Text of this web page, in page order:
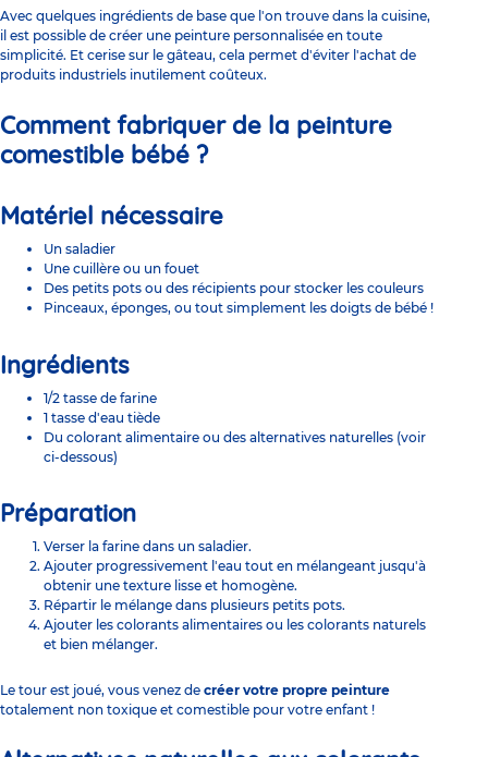
Avec quelques ingrédients de base que l'on trouve dans la cuisine,
il est possible de créer une peinture personnalisée en toute
simplicité. Et cerise sur le gâteau, cela permet d'éviter l'achat de
produits industriels inutilement coûteux.
Comment fabriquer de la peinture
comestible bébé ?
Matériel nécessaire
Un saladier
Une cuillère ou un fouet
Des petits pots ou des récipients pour stocker les couleurs
Pinceaux, éponges, ou tout simplement les doigts de bébé !
Ingrédients
1/2 tasse de farine
1 tasse d'eau tiède
Du colorant alimentaire ou des alternatives naturelles (voir
ci-dessous)
Préparation
Verser la farine dans un saladier.
Ajouter progressivement l'eau tout en mélangeant jusqu'à
obtenir une texture lisse et homogène.
Répartir le mélange dans plusieurs petits pots.
Ajouter les colorants alimentaires ou les colorants naturels
et bien mélanger.
Le tour est joué, vous venez de créer votre propre peinture
totalement non toxique et comestible pour votre enfant !